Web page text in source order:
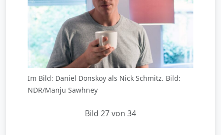
Im Bild: Daniel Donskoy als Nick Schmitz. Bild:
NDR/Manju Sawhney
Bild 27 von 34